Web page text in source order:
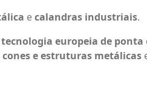
ecalandras industriais.
tecnologia europeia de ponta
e estruturas metálicas